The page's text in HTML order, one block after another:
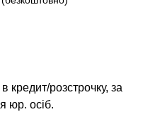
кредит/розстрочку, за
юр. осіб.